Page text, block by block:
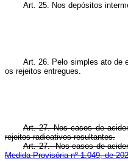
Art. 25. Nos depósitos
Art. 26. Pelo simples ato de
os rejeitos entregues.
Art. 27. Nos casos de
rejeitos radioativos resultantes.
Art. 27. Nos casos de
Medida Provisória nº 1.049, de